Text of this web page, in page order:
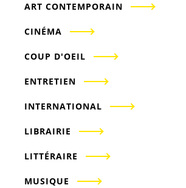
ART CONTEMPORAIN
CINÉMA
COUP D'OEIL
ENTRETIEN
INTERNATIONAL
LIBRAIRIE
LITTÉRAIRE
MUSIQUE